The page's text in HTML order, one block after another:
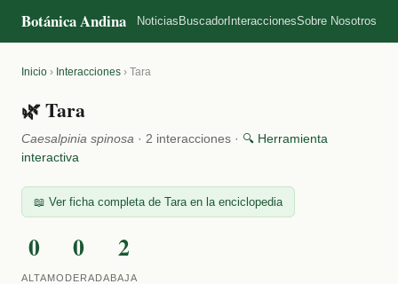
Botánica Andina Noticias Buscador InteraccionesSobre Nosotros
Inicio › Interacciones › Tara
🌿 Tara
Caesalpinia spinosa · 2 interacciones · 🔍 Herramienta
interactiva
📖 Ver ficha completa de Tara en la enciclopedia
0
ALTA
0
MODERADA
2
BAJA